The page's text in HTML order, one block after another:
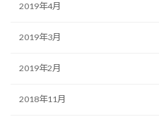
2019年4月
2019年3月
2019年2月
2018年11月